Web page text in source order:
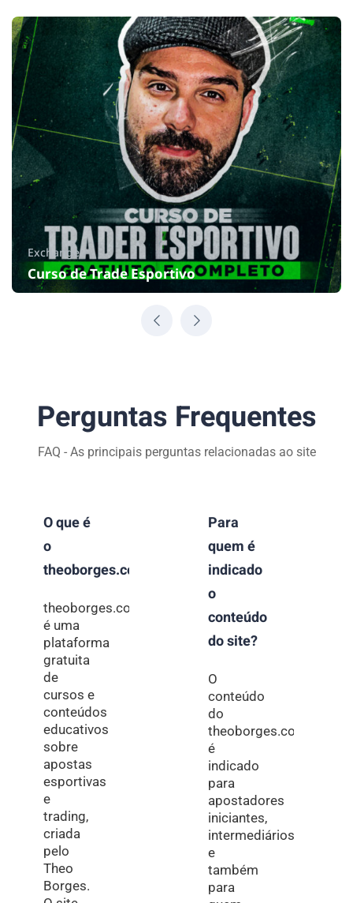
Exchange
Curso de Trade Esportivo
5.0
Iniciante
Perguntas Frequentes
FAQ - As principais perguntas relacionadas ao site
O que é
o
theoborges.com?
theoborges.com
é uma
plataforma
gratuita
de
cursos e
conteúdos
educativos
sobre
apostas
esportivas
e
trading,
criada
pelo
Theo
Borges.
Para
quem é
indicado
o
conteúdo
do site?
O
conteúdo
do
theoborges.com
é
indicado
para
apostadores
iniciantes,
intermediários
e
também
para